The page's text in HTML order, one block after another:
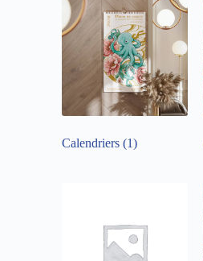
Calendriers (1)